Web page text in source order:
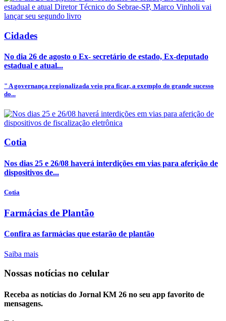
Cidades
No dia 26 de agosto o Ex- secretário de estado, Ex-deputado
estadual e atual...
" A governança regionalizada veio pra ficar, a exemplo do grande sucesso
do...
Cotia
Nos dias 25 e 26/08 haverá interdições em vias para aferição de
dispositivos de...
Cotia
Farmácias de Plantão
Confira as farmácias que estarão de plantão
Saiba mais
Nossas notícias no celular
Receba as notícias do Jornal KM 26 no seu app favorito de
mensagens.